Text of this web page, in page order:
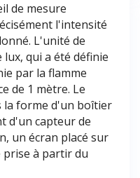
de mesure
l'intensité
L'unité de
qui a été définie
par la flamme
de 1 mètre. Le
la forme d'un boîtier
d'un capteur de
un écran placé sur
prise à partir du